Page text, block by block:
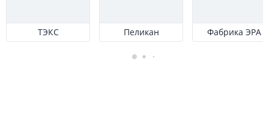
ТЭКС Пеликан Фабрика ЭРА